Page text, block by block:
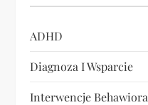
i
s
u
ADHD
Diagnoza I Wsparcie
Interwencje